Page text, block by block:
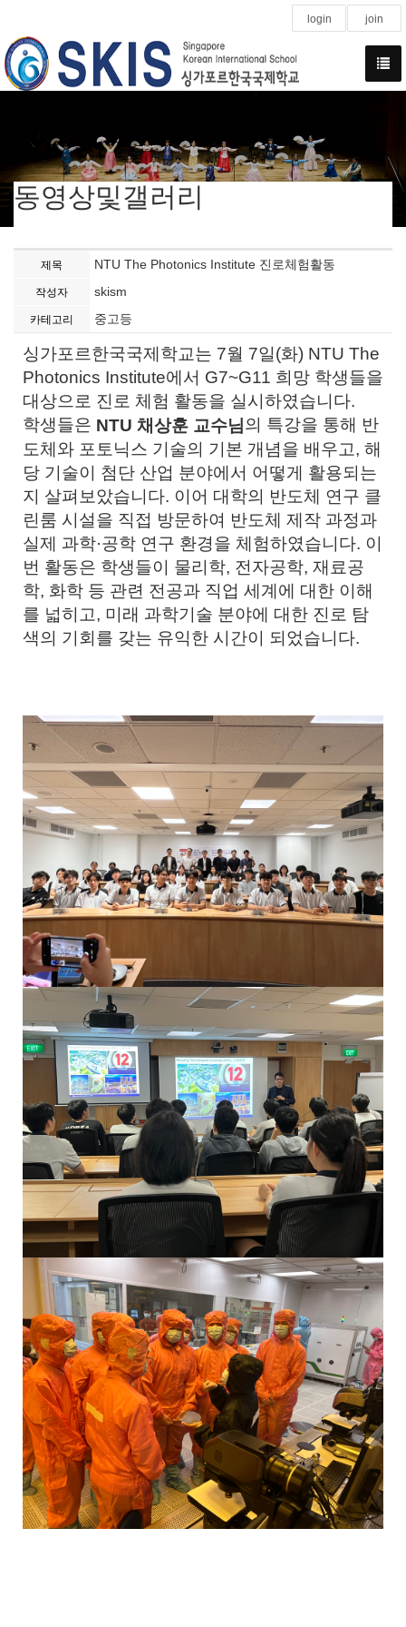
login join
동영상및갤러리
제목 NTU The Photonics Institute 진로체험활동
작성자 skism
카테고리 중고등
싱가포르한국국제학교는 7월 7일(화) NTU The
Photonics Institute에서 G7~G11 희망 학생들을
대상으로 진로 체험 활동을 실시하였습니다.
학생들은 NTU 채상훈 교수님의 특강을 통해 반
도체와 포토닉스 기술의 기본 개념을 배우고, 해
당 기술이 첨단 산업 분야에서 어떻게 활용되는
지 살펴보았습니다. 이어 대학의 반도체 연구 클
린룸 시설을 직접 방문하여 반도체 제작 과정과
실제 과학·공학 연구 환경을 체험하였습니다. 이
번 활동은 학생들이 물리학, 전자공학, 재료공
학, 화학 등 관련 전공과 직업 세계에 대한 이해
를 넓히고, 미래 과학기술 분야에 대한 진로 탐
색의 기회를 갖는 유익한 시간이 되었습니다.